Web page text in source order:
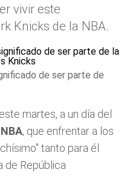
vivir este
Knicks de la NBA.
de ser parte de
martes, a un día del
NBA, que enfrentar a los
tanto para él
de República